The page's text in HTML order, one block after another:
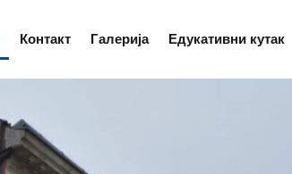
Контакт Галерија Едукативни кутак